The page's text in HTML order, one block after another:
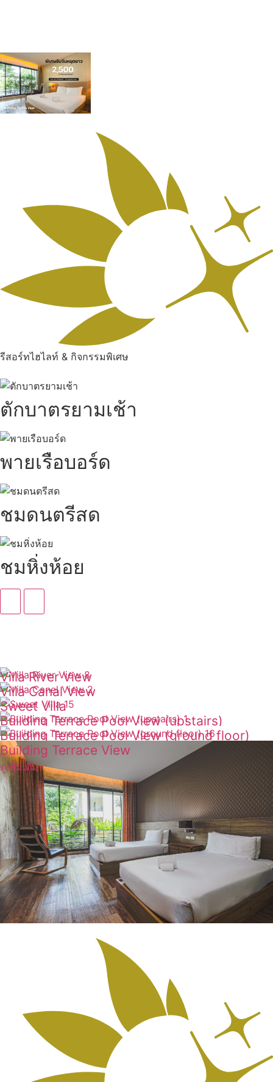
รีสอร์ทไฮไลท์ & กิจกรรมพิเศษ
ตักบาตรยามเช้า
พายเรือบอร์ด
ชมดนตรีสด
ชมหิ่งห้อย
Villa River View
ดูเพิ่มเติม
Villa Canal View
ดูเพิ่มเติม
Sweet Villa
ดูเพิ่มเติม
Building Terrace Pool View (upstairs)
ดูเพิ่มเติม
Building Terrace Pool View (ground floor)
ดูเพิ่มเติม
Building Terrace View
ดูเพิ่มเติม